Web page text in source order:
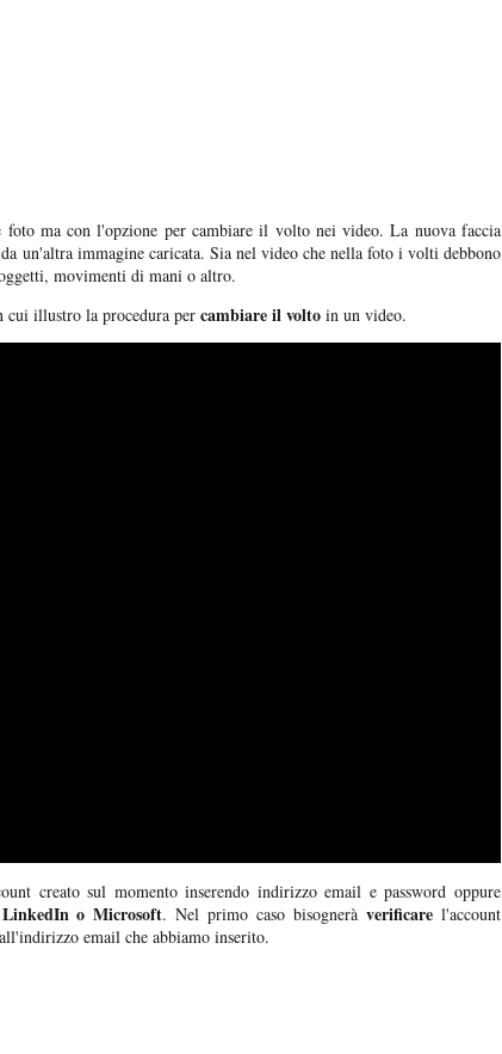
ma con l'opzione per cambiare il volto nei video. La nuova faccia
un'altra immagine caricata. Sia nel video che nella foto i volti debbono
movimenti di mani o altro.
cui illustro la procedura per cambiare il volto in un video.
creato sul momento inserendo indirizzo email e password oppure
o Microsoft. Nel primo caso bisogneràverificare l'account
email che abbiamo inserito.